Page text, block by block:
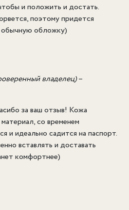
и положить и достать.
поэтому придется
обычную обложку)
владелец)–
за ваш отзыв! Кожа
со временем
и идеально садится на паспорт.
вставлять и доставать
комфортнее)